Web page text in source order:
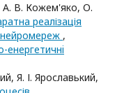
В. Кожем'яко, О.
реалізація
,
енергетичнi
Я. І. Ярославький,